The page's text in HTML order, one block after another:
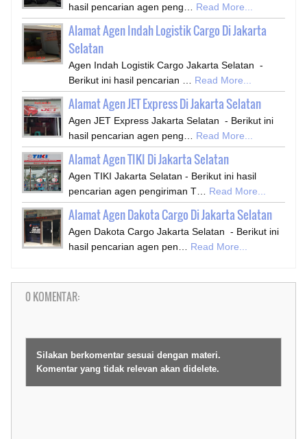
hasil pencarian agen peng…
Read More...
Alamat Agen Indah Logistik Cargo Di Jakarta
Selatan
Agen Indah Logistik Cargo Jakarta Selatan -
Berikut ini hasil pencarian …
Read More...
Alamat Agen JET Express Di Jakarta Selatan
Agen JET Express Jakarta Selatan - Berikut ini
hasil pencarian agen peng…
Read More...
Alamat Agen TIKI Di Jakarta Selatan
Agen TIKI Jakarta Selatan - Berikut ini hasil
pencarian agen pengiriman T…
Read More...
Alamat Agen Dakota Cargo Di Jakarta Selatan
Agen Dakota Cargo Jakarta Selatan - Berikut ini
hasil pencarian agen pen…
Read More...
0 KOMENTAR:
Silakan berkomentar sesuai dengan materi.
Komentar yang tidak relevan akan didelete.